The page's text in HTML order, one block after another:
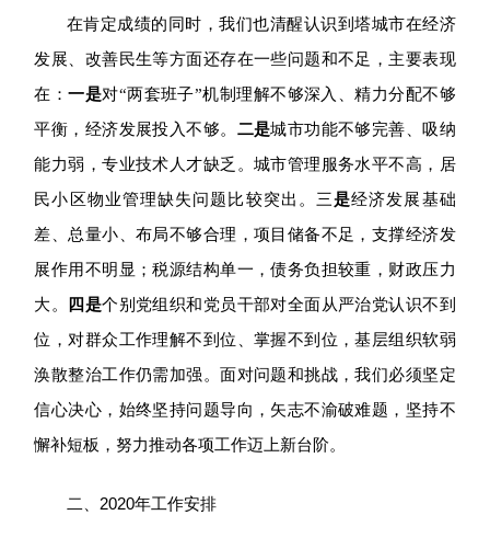
在肯定成绩的同时，我们也清醒认识到塔城市在经济
发展、改善民生等方面还存在一些问题和不足， 主要表现
在：一是对“两套班子”机制理解不够深入、精力分配不够
平衡，经济发展投入不够。 二是城市功能不够完善、吸纳
能力弱，专业技术人才缺乏。城市管理服务水平不高，居
民小区物业管理缺失问题比较突出。三是经济发展基础
差、总量小、布局不够合理，项目储备不足，支撑经济发
展作用不明显；税源结构单一，债务负担较重，财政压力
大。
四是个别党组织和党员干部对全面从严治党认识不到
位，对群众工作理解不到位、掌握不到位，基层组织软弱
涣散整治工作仍需加强。面对问题和挑战，我们必须坚定
信心决心，始终坚持问题导向，矢志不渝破难题， 坚持不
懈补短板，努力推动各项工作迈上新台阶。
二、2020年工作安排